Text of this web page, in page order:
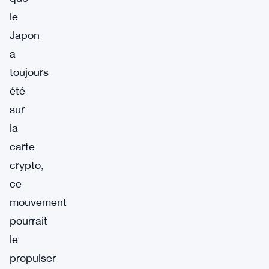
le
Japon
a
toujours
été
sur
la
carte
crypto,
ce
mouvement
pourrait
le
propulser